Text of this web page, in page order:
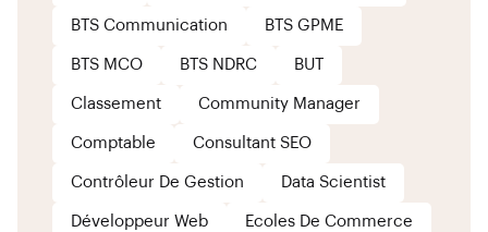
BTS Communication BTS GPME
BTS MCO BTS NDRC BUT
Classement Community Manager
Comptable Consultant SEO
Contrôleur De Gestion Data Scientist
Développeur Web Ecoles De Commerce